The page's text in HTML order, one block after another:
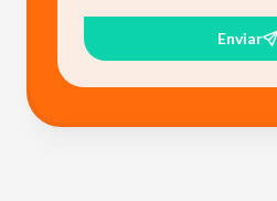
Enviar